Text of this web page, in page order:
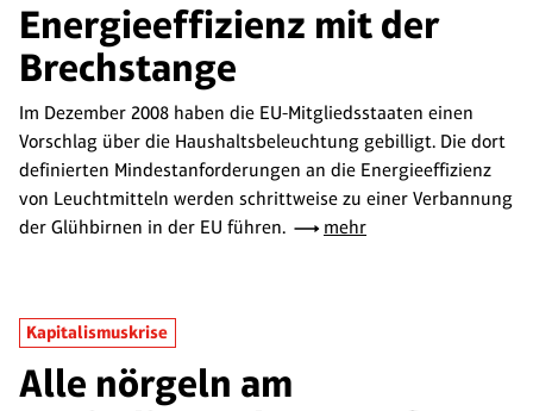
Energieeffizienz mit der
Brechstange
Im Dezember 2008 haben die EU-Mitgliedsstaaten einen
Vorschlag über die Haushaltsbeleuchtung gebilligt. Die dort
definierten Mindestanforderungen an die Energieeffizienz
von Leuchtmitteln werden schrittweise zu einer Verbannung
der Glühbirnen in der EU führen.
mehr
Kapitalismuskrise
Alle nörgeln am